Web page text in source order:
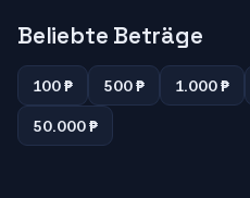
Beliebte Beträge
100 ₱ 500 ₱ 1.000 ₱
50.000 ₱